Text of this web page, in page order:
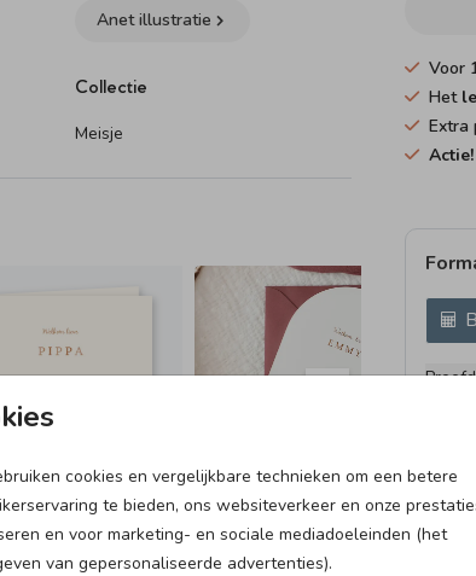
cookies en vergelijkbare technieken om een betere
te bieden, ons websiteverkeer en onze
en voor marketing- en sociale mediadoeleinden (het
van gepersonaliseerde advertenties).
Anet illustratie
Collectie
Meisje
Voor
Het
Extra
Actie!
11.4 ×
14.4 ×